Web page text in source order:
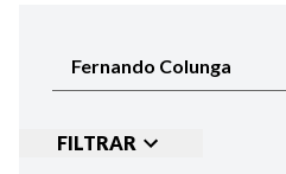
FILTRAR